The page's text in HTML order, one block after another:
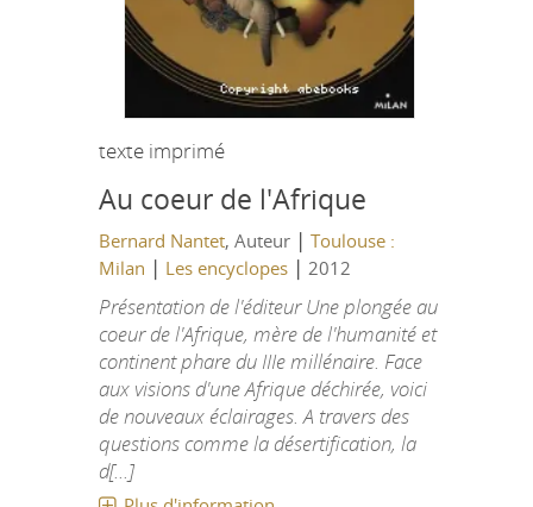
texte imprimé
Au coeur de l'Afrique
Bernard Nantet, Auteur | Toulouse :
Milan | Les encyclopes| 2012
Présentation de l'éditeur Une plongée au
coeur de l'Afrique, mère de l'humanité et
continent phare du IIIe millénaire. Face
aux visions d'une Afrique déchirée, voici
de nouveaux éclairages. A travers des
questions comme la désertification, la
d[...]